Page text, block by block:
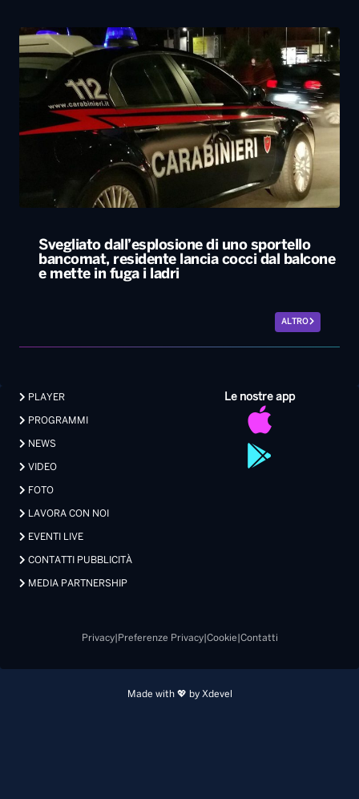
Svegliato dall’esplosione di uno sportello
bancomat, residente lancia cocci dal balcone
e mette in fuga i ladri
ALTRO
Le nostre app
PLAYER
PROGRAMMI
NEWS
VIDEO
FOTO
LAVORA CON NOI
EVENTI LIVE
CONTATTI PUBBLICITÀ
MEDIA PARTNERSHIP
Privacy| Preferenze Privacy| Cookie Contatti
Made with 💖 by Xdevel